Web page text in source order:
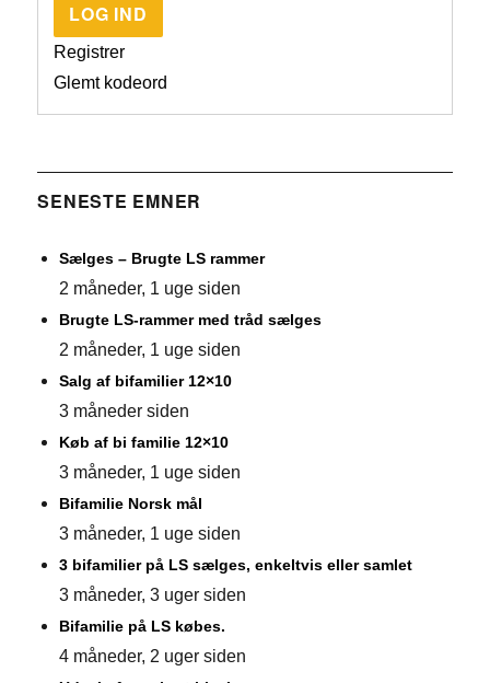
LOG IND
Registrer
Glemt kodeord
SENESTE EMNER
Sælges – Brugte LS rammer
2 måneder, 1 uge siden
Brugte LS-rammer med tråd sælges
2 måneder, 1 uge siden
Salg af bifamilier 12×10
3 måneder siden
Køb af bi familie 12×10
3 måneder, 1 uge siden
Bifamilie Norsk mål
3 måneder, 1 uge siden
3 bifamilier på LS sælges, enkeltvis eller samlet
3 måneder, 3 uger siden
Bifamilie på LS købes.
4 måneder, 2 uger siden